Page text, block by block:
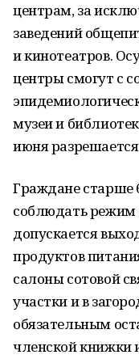
центрам, за
заведений
и кинотеатров.
центры смогут с
музеи и
июня
Граждане старше
соблюдать режим
допускается
продуктов
салоны сотовой
участки и в
обязательным
членской книжки